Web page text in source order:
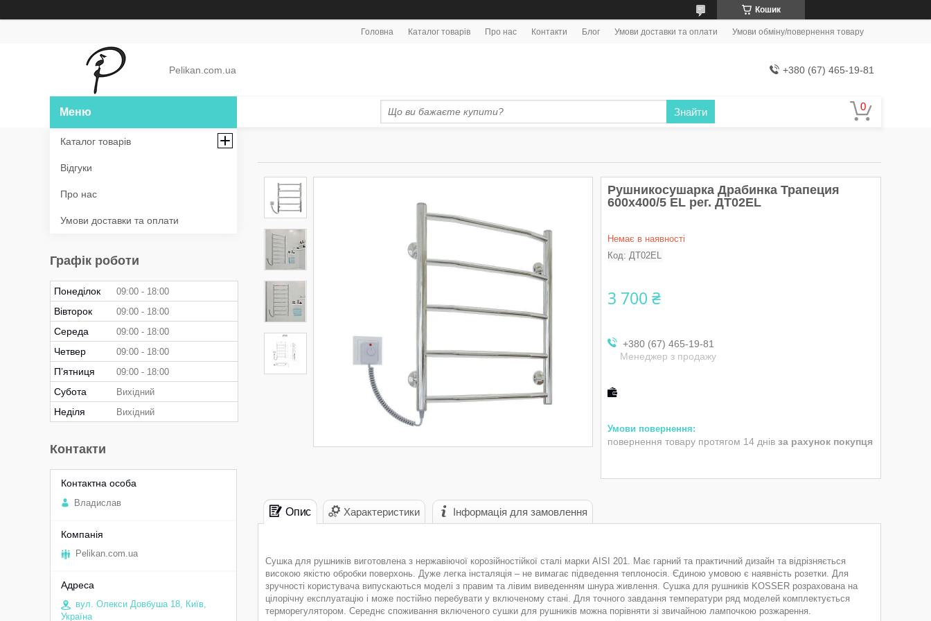
Кошик
Головна Каталог товарів Про нас Контакти Блог Умови доставки та оплати Умови обміну/повернення товару
Pelikan.com.ua +380 (67) 465-19-81
Знайти
Рушникосушарка Драбинка Трапеция
600х400/5 ЕL рег. ДТ02EL
Немає в наявності
Код: ДТ02EL
3 700 ₴
+380 (67) 465-19-81
Менеджер з продажу
повернення товару протягом 14 днів за рахунок покупця
Опис Характеристики Інформація для замовлення
Сушка для рушників виготовлена з нержавіючої корозійностійкої сталі марки AISI 201. Має гарний та практичний дизайн та відрізняється
високою якістю обробки поверхонь. Дуже легка інсталяція – не вимагає підведення теплоносія. Єдиною умовою є наявність розетки. Для
зручності користувача випускаються моделі з правим та лівим виведенням шнура живлення. Сушка для рушників KOSSER розрахована на
цілорічну експлуатацію і може постійно перебувати у включеному стані. Для точного завдання температури ряд моделей комплектується
терморегулятором. Середнє споживання включеного сушки для рушників можна порівняти зі звичайною лампочкою розжарення.
Каталог товарів
Відгуки
Про нас
Умови доставки та оплати
Графік роботи
Понеділок 09:00 18:00
Вівторок 09:00 18:00
Середа 09:00 18:00
Четвер 09:00 18:00
Пʼятниця 09:00 18:00
Субота Вихідний
Неділя Вихідний
Контакти
Владислав
Pelikan.com.ua
вул. Олекси Довбуша 18, Київ,
Україна